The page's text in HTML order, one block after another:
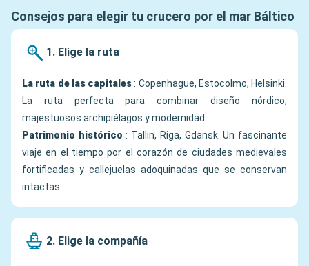
Consejos para elegir tu crucero por el mar Báltico
1. Elige la ruta
La ruta de las capitales: Copenhague, Estocolmo, Helsinki.
La ruta perfecta para combinar diseño nórdico,
majestuosos archipiélagos y modernidad.
Patrimonio histórico : Tallin, Riga, Gdansk. Un fascinante
viaje en el tiempo por el corazón de ciudades medievales
fortificadas y callejuelas adoquinadas que se conservan
intactas.
2. Elige la compañía